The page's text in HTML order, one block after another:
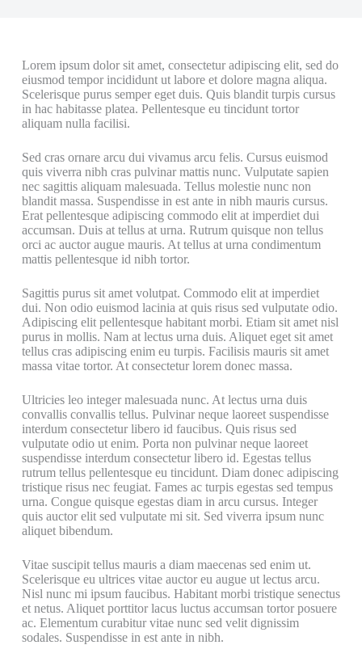
Lorem ipsum dolor sit amet, consectetur adipiscing elit, sed do
eiusmod tempor incididunt ut labore et dolore magna aliqua.
Scelerisque purus semper eget duis. Quis blandit turpis cursus
in hac habitasse platea. Pellentesque eu tincidunt tortor
aliquam nulla facilisi.
Sed cras ornare arcu dui vivamus arcu felis. Cursus euismod
quis viverra nibh cras pulvinar mattis nunc. Vulputate sapien
nec sagittis aliquam malesuada. Tellus molestie nunc non
blandit massa. Suspendisse in est ante in nibh mauris cursus.
Erat pellentesque adipiscing commodo elit at imperdiet dui
accumsan. Duis at tellus at urna. Rutrum quisque non tellus
orci ac auctor augue mauris. At tellus at urna condimentum
mattis pellentesque id nibh tortor.
Sagittis purus sit amet volutpat. Commodo elit at imperdiet
dui. Non odio euismod lacinia at quis risus sed vulputate odio.
Adipiscing elit pellentesque habitant morbi. Etiam sit amet nisl
purus in mollis. Nam at lectus urna duis. Aliquet eget sit amet
tellus cras adipiscing enim eu turpis. Facilisis mauris sit amet
massa vitae tortor. At consectetur lorem donec massa.
Ultricies leo integer malesuada nunc. At lectus urna duis
convallis convallis tellus. Pulvinar neque laoreet suspendisse
interdum consectetur libero id faucibus. Quis risus sed
vulputate odio ut enim. Porta non pulvinar neque laoreet
suspendisse interdum consectetur libero id. Egestas tellus
rutrum tellus pellentesque eu tincidunt. Diam donec adipiscing
tristique risus nec feugiat. Fames ac turpis egestas sed tempus
urna. Congue quisque egestas diam in arcu cursus. Integer
quis auctor elit sed vulputate mi sit. Sed viverra ipsum nunc
aliquet bibendum.
Vitae suscipit tellus mauris a diam maecenas sed enim ut.
Scelerisque eu ultrices vitae auctor eu augue ut lectus arcu.
Nisl nunc mi ipsum faucibus. Habitant morbi tristique senectus
et netus. Aliquet porttitor lacus luctus accumsan tortor posuere
ac. Elementum curabitur vitae nunc sed velit dignissim
sodales. Suspendisse in est ante in nibh.